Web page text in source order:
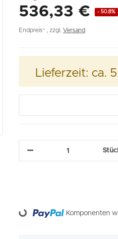
- 50.8%
536,33 €
Endpreis* , zzgl. Versand
Lieferzeit: ca.
Loading... Komponenten